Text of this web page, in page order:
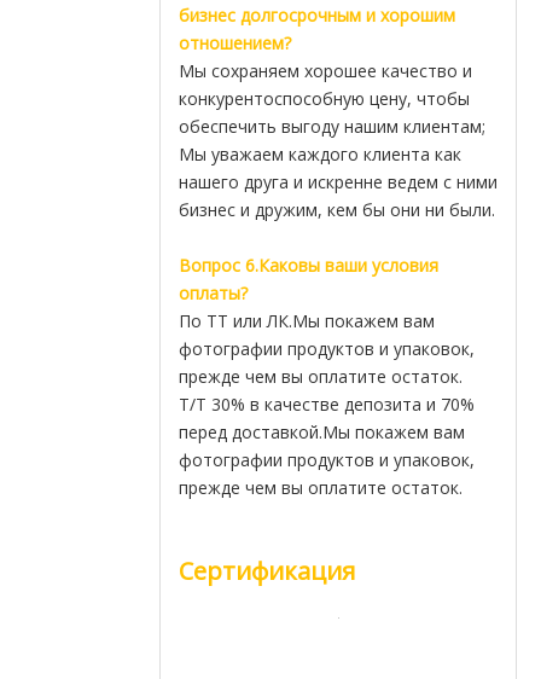
бизнес долгосрочным и хорошим
отношением?
Мы сохраняем хорошее качество и
конкурентоспособную цену, чтобы
обеспечить выгоду нашим клиентам;
Мы уважаем каждого клиента как
нашего друга и искренне ведем с ними
бизнес и дружим, кем бы они ни были.
Вопрос 6.Каковы ваши условия
оплаты?
По ТТ или ЛК.Мы покажем вам
фотографии продуктов и упаковок,
прежде чем вы оплатите остаток.
T/T 30% в качестве депозита и 70%
перед доставкой.Мы покажем вам
фотографии продуктов и упаковок,
прежде чем вы оплатите остаток.
Сертификация